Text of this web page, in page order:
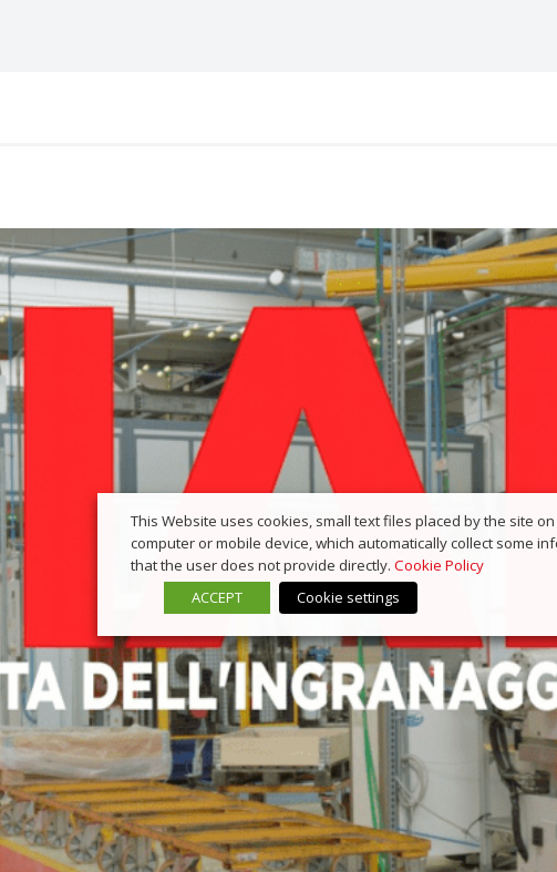
This Website uses cookies, small text files placed by the site
computer or mobile device, which automatically collect some
that the user does not provide directly. Cookie Policy
ACCEPT
Cookie settings